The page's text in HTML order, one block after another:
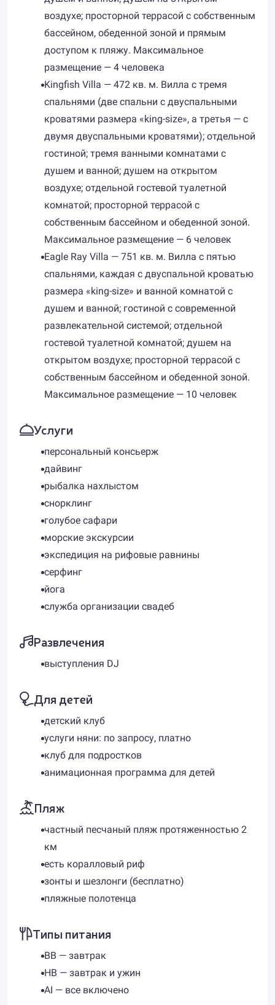
воздухе; просторной террасой с собственным
бассейном, обеденной зоной и прямым
доступом к пляжу. Максимальное
размещение — 4 человека
Kingfish Villa — 472 кв. м. Вилла с тремя
спальнями (две спальни с двуспальными
кроватями размера «king-size», а третья — с
двумя двуспальными кроватями); отдельной
гостиной; тремя ванными комнатами с
душем и ванной; душем на открытом
воздухе; отдельной гостевой туалетной
комнатой; просторной террасой с
собственным бассейном и обеденной зоной.
Максимальное размещение — 6 человек
Eagle Ray Villa — 751 кв. м. Вилла с пятью
спальнями, каждая с двуспальной кроватью
размера «king-size» и ванной комнатой с
душем и ванной; гостиной с современной
развлекательной системой; отдельной
гостевой туалетной комнатой; душем на
открытом воздухе; просторной террасой с
собственным бассейном и обеденной зоной.
Максимальное размещение — 10 человек
Услуги
персональный консьерж
дайвинг
рыбалка нахлыстом
снорклинг
голубое сафари
морские экскурсии
экспедиция на рифовые равнины
серфинг
йога
служба организации свадеб
Развлечения
выступления DJ
Для детей
детский клуб
услуги няни: по запросу, платно
клуб для подростков
анимационная программа для детей
Пляж
частный песчаный пляж протяженностью 2
км
есть коралловый риф
зонты и шезлонги (бесплатно)
пляжные полотенца
Типы питания
BB — завтрак
HB — завтрак и ужин
AI — все включено